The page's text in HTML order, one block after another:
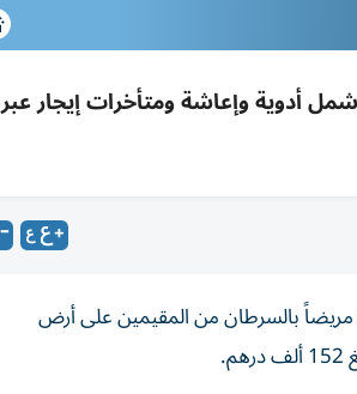
قدمت في يوليو دعماً بـ152 ألف درهم لـ40 مريضاً، شمل أدوية وإعاشة ومتأخرات إيجار عبر
قدمت «جمعية الإمارات للسرطان» خلال يوليو الفائت، مساعدات مالية واحتياجات إلى 40 مريضاً بالسرطان من المقيمين على أرض